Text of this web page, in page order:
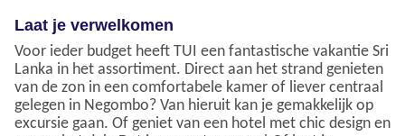
Laat je verwelkomen
Voor ieder budget heeft TUI een fantastische vakantie Sri
Lanka in het assortiment. Direct aan het strand genieten
van de zon in een comfortabele kamer of liever centraal
gelegen in Negombo? Van hieruit kan je gemakkelijk op
excursie gaan. Of geniet van een hotel met chic design en